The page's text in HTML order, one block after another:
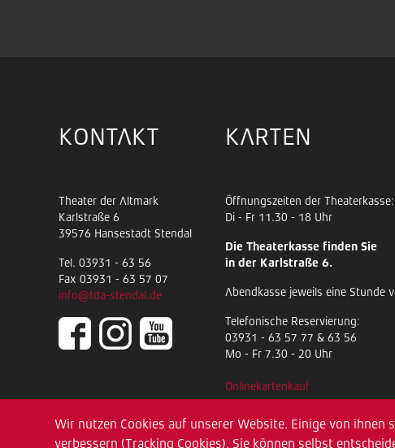
KONTAKT
Theater der Altmark
Karlstraße 6
39576 Hansestadt Stendal
Tel. 03931 - 63 56
Fax 03931 - 63 57 07
info@tda-stendal.de
KARTEN
Öffnungszeiten der Theaterkasse:
Di - Fr 11.30 - 18 Uhr
Die Theaterkasse finden Sie
in der Karlstraße 6.
Abendkasse jeweils eine Stunde
Telefonische Reservierung:
03931 - 63 57 77 & 63 56
Mo - Fr 7.30 - 20 Uhr
Onlinekartenkauf
Anfragen per E-Mail an:
besucherservice@tda-stendal.de
Wir nutzen Cookies auf unserer Website. Einige von
verbessern (Tracking Cookies). Sie können selbst